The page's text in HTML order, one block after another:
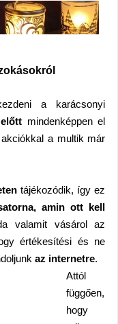
a karácsonyi
mindenképpen el
a multik már
tájékozódik, így ez
amin ott kell
valamit vásárol az
értékesítési és ne
az internetre.
Attól
függően,
hogy